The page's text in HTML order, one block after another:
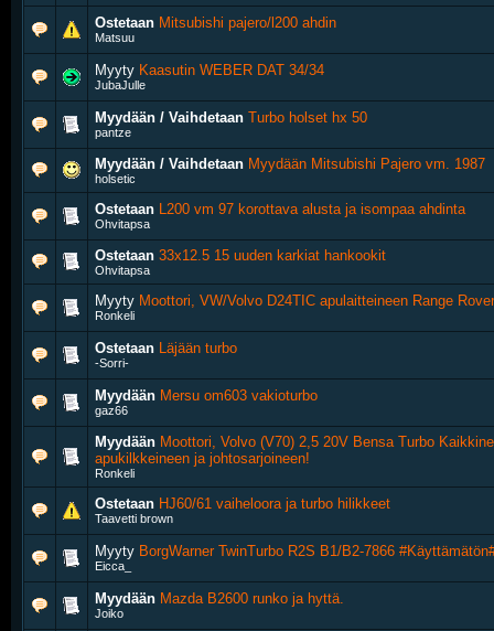
Ostetaan Mitsubishi pajero/l200 ahdin
Matsuu
Myyty Kaasutin WEBER DAT 34/34
JubaJulle
Myydään / Vaihdetaan Turbo holset hx 50
pantze
Myydään / Vaihdetaan Myydään Mitsubishi Pajero vm. 1987
holsetic
Ostetaan L200 vm 97 korottava alusta ja isompaa ahdinta
Ohvitapsa
Ostetaan 33x12.5 15 uuden karkiat hankookit
Ohvitapsa
Myyty Moottori, VW/Volvo D24TIC apulaitteineen Range
Ronkeli
Ostetaan Läjään turbo
-Sorri-
Myydään Mersu om603 vakioturbo
gaz66
Myydään Moottori, Volvo (V70) 2,5 20V Bensa Turbo Kaikkine
apukilkkeineen ja johtosarjoineen!
Ronkeli
Ostetaan HJ60/61 vaiheloora ja turbo hilikkeet
Taavetti brown
Myyty BorgWarner TwinTurbo R2S B1/B2-7866
Eicca_
Myydään Mazda B2600 runko ja hyttä.
Joiko